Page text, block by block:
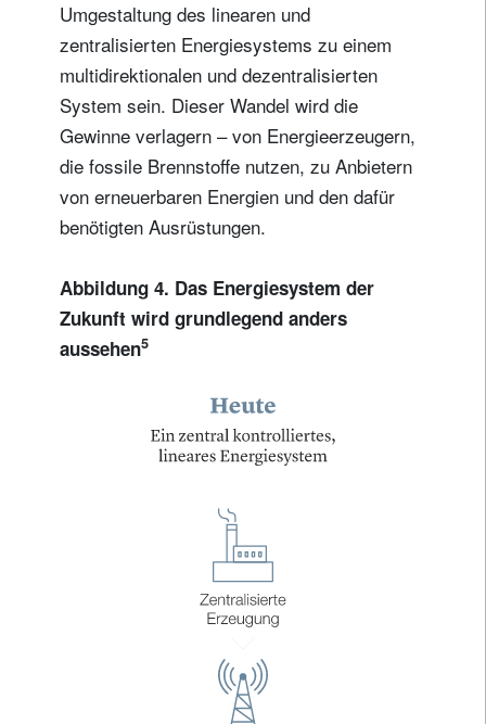
Umgestaltung des linearen und
zentralisierten Energiesystems zu einem
multidirektionalen und dezentralisierten
System sein. Dieser Wandel wird die
Gewinne verlagern – von Energieerzeugern,
die fossile Brennstoffe nutzen, zu Anbietern
von erneuerbaren Energien und den dafür
benötigten Ausrüstungen.
Abbildung 4. Das Energiesystem der
Zukunft wird grundlegend anders
aussehen5